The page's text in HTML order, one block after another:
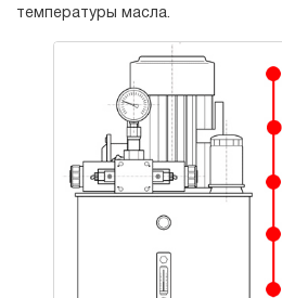
температуры масла.